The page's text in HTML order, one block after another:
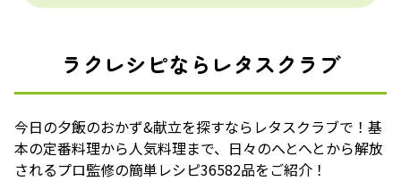
ラクレシピならレタスクラブ
今日の夕飯のおかず&献立を探すならレタスクラブで！基
本の定番料理から人気料理まで、日々のへとへとから解放
されるプロ監修の簡単レシピ36582品をご紹介！